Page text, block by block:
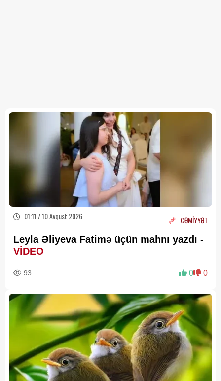
01:11 / 10 Avqust 2026 CƏMİYYƏT
Leyla Əliyeva Fatimə üçün mahnı yazdı -
VİDEO
93 0 0